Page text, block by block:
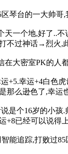
琴台的一大帅哥,
个地,好了..不说
不过神话→烈火,
大密室PK的人
幸运+4白色虎
那么逊色了,幸运
16岁的小孩.帅
+8已经可以说
追踪,打败过85